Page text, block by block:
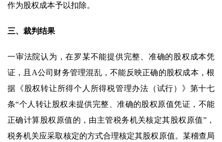
作为股权成本予以扣除。
三、裁判结果
一审法院认为，在罗某不能提供完整、准确的股权成本凭
证，且A公司财务管理混乱，不能反映正确的股权成本，根
据《股权转让所得个人所得税管理办法（试行）》第十七
条“个人转让股权未提供完整、准确的股权原值凭证，不能
正确计算股权原值的，由主管税务机关核定其股权原值”，
税务机关应采取核定的方式合理核定其股权原值。某稽查局